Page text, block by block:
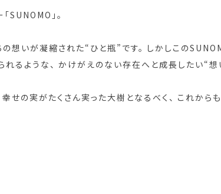
SUNOMO」。
想いが凝縮された“ひと瓶”です。 しかしこの
るような、 かけがえのない存在へと成長したい“想
せの実がたくさん実った大樹となるべく、 これから